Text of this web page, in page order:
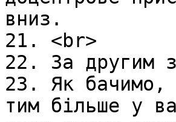
вниз.
21. <br>
22. За другим
23. Як бачимо,
тим бiльше у